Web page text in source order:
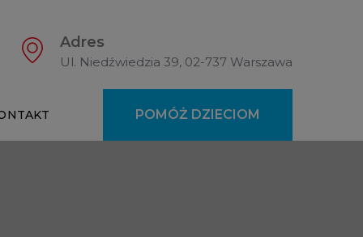
Adres
Ul. Niedźwiedzia 39, 02-737 Warszawa
POMÓŻ DZIECIOM